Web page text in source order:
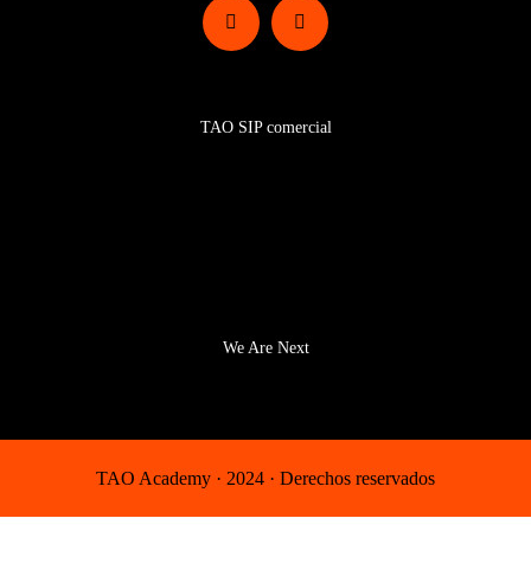
TAO SIP comercial
We Are Next
TAO Academy · 2024 · Derechos reservados